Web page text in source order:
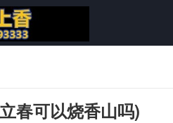
春可以烧香山吗)